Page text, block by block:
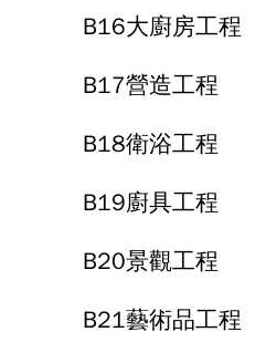
B16大廚房工程
B17營造工程
B18衛浴工程
B19廚具工程
B20景觀工程
B21藝術品工程